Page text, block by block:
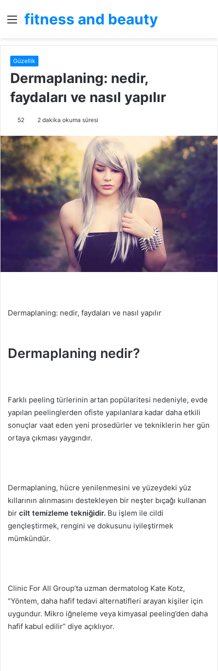
Menü
fitness and beauty
...
Güzellik
Dermaplaning: nedir,
faydaları ve nasıl yapılır
52 2 dakika okuma süresi
Dermaplaning: nedir, faydaları ve nasıl yapılır
Dermaplaning nedir?
Farklı peeling türlerinin artan popülaritesi nedeniyle, evde
yapılan peelinglerden ofiste yapılanlara kadar daha etkili
sonuçlar vaat eden yeni prosedürler ve tekniklerin her gün
ortaya çıkması yaygındır.
Dermaplaning, hücre yenilenmesini ve yüzeydeki yüz
kıllarının alınmasını destekleyen bir neşter bıçağı kullanan
bir cilt temizleme tekniğidir. Bu işlem ile cildi
gençleştirmek, rengini ve dokusunu iyileştirmek
mümkündür.
Clinic For All Group’ta uzman dermatolog Kate Kotz,
“Yöntem, daha hafif tedavi alternatifleri arayan kişiler için
uygundur. Mikro iğneleme veya kimyasal peeling’den daha
hafif kabul edilir” diye açıklıyor.